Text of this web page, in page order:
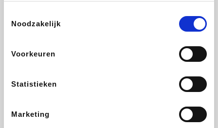
Noodzakelijk
Voorkeuren
Statistieken
Marketing
DectDirect
SupraBazar